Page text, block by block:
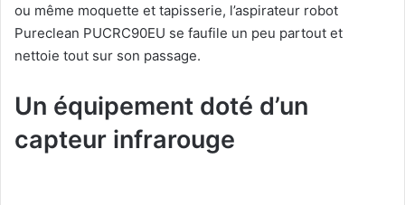
ou même moquette et tapisserie, l’aspirateur robot
Pureclean PUCRC90EU se faufile un peu partout et
nettoie tout sur son passage.
Un équipement doté d’un
capteur infrarouge